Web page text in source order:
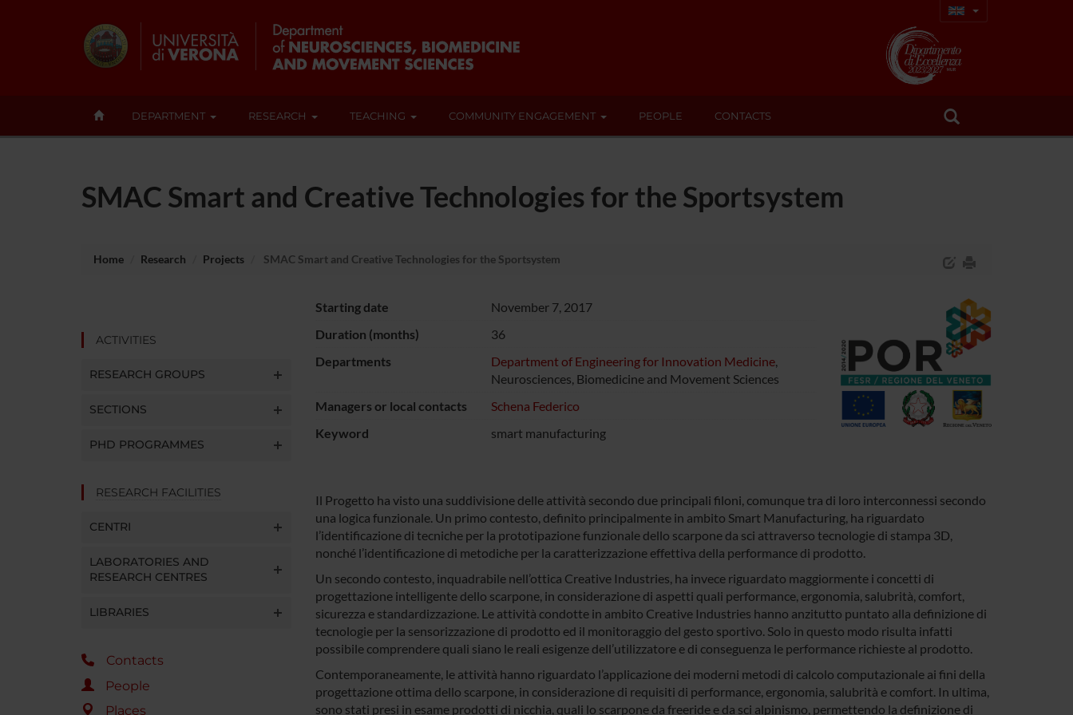
DEPARTMENT RESEARCH TEACHING COMMUNITY ENGAGEMENT PEOPLE CONTACTS
SMAC Smart and Creative Technologies for the Sportsystem
Home Research Projects SMAC Smart and Creative Technologies for the Sportsystem
ACTIVITIES
RESEARCH GROUPS
SECTIONS
PHD PROGRAMMES
RESEARCH FACILITIES
CENTRI
LABORATORIES AND
RESEARCH CENTRES
LIBRARIES
Contacts
People
Places
Starting date
November 7, 2017
Duration (months)
36
Departments
Department of Engineering for Innovation Medicine,
Neurosciences, Biomedicine and Movement Sciences
Managers or local contacts
Schena Federico
Keyword
smart manufacturing
Il Progetto ha visto una suddivisione delle attività secondo due principali filoni, comunque tra di loro interconnessi secondo
una logica funzionale. Un primo contesto, definito principalmente in ambito Smart Manufacturing, ha riguardato
l’identificazione di tecniche per la prototipazione funzionale dello scarpone da sci attraverso tecnologie di stampa 3D,
nonché l’identificazione di metodiche per la caratterizzazione effettiva della performance di prodotto.
Un secondo contesto, inquadrabile nell’ottica Creative Industries, ha invece riguardato maggiormente i concetti di
progettazione intelligente dello scarpone, in considerazione di aspetti quali performance, ergonomia, salubrità, comfort,
sicurezza e standardizzazione. Le attività condotte in ambito Creative Industries hanno anzitutto puntato alla definizione di
tecnologie per la sensorizzazione di prodotto ed il monitoraggio del gesto sportivo. Solo in questo modo risulta infatti
possibile comprendere quali siano le reali esigenze dell’utilizzatore e di conseguenza le performance richieste al prodotto.
Contemporaneamente, le attività hanno riguardato l’applicazione dei moderni metodi di calcolo computazionale ai fini della
progettazione ottima dello scarpone, in considerazione di requisiti di performance, ergonomia, salubrità e comfort. In ultima,
sono stati presi in esame prodotti di nicchia, quali lo scarpone da freeride e da sci alpinismo, permettendo la definizione di